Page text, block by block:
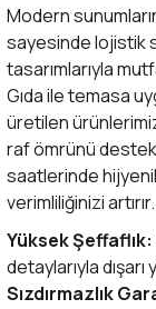
Modern
sayesinde lojistik
tasarımlarıyla
Gıda ile temasa
üretilen
raf ömrünü
saatlerinde
verimliliğinizi artırır.
Yüksek Şeffaflık:
detaylarıyla dışarı
Sızdırmazlık